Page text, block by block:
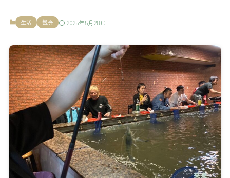
生活 観光 2025年5月28日